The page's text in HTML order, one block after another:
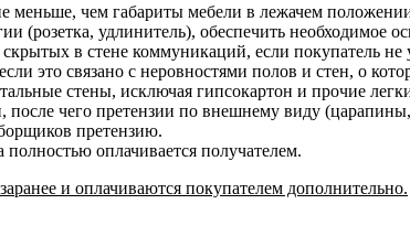
меньше, чем габариты мебели в лежачем
(розетка, удлинитель), обеспечить необходимое
в стене коммуникаций, если покупатель не
это связано с неровностями полов и стен, о
стены, исключая гипсокартон и прочие
после чего претензии по внешнему виду
претензию.
оплачивается получателем.
и оплачиваются покупателем дополнительно.